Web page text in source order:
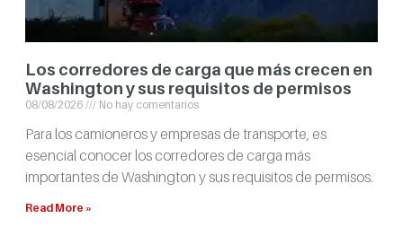
Los corredores de carga que más crecen en
Washington y sus requisitos de permisos
08/08/2026 No hay comentarios
Para los camioneros y empresas de transporte, es
esencial conocer los corredores de carga más
importantes de Washington y sus requisitos de permisos.
Read More »